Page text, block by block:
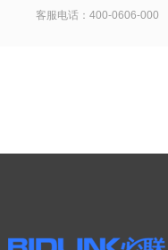
客服电话：400-0606-000